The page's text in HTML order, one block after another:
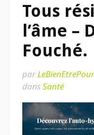
Tous
l’âme –
Fouché.
par
dansSanté